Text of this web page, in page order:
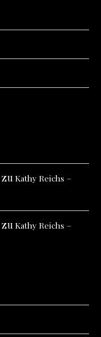
zu Kathy Reichs –
zu Kathy Reichs –